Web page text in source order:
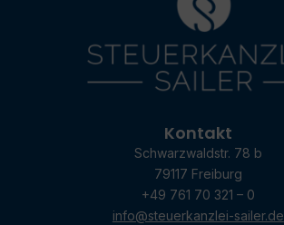
Kontakt
Schwarzwaldstr. 78 b
79117 Freiburg
+49 761 70 321 – 0
info@steuerkanzlei-sailer.de